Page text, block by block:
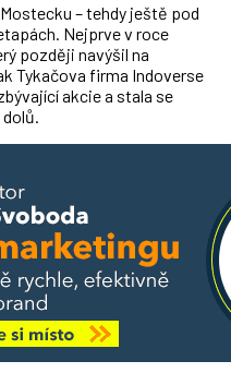
– tehdy ještě pod
Nejprve v roce
později navýšil na
Tykačova firma Indoverse
akcie a stala se